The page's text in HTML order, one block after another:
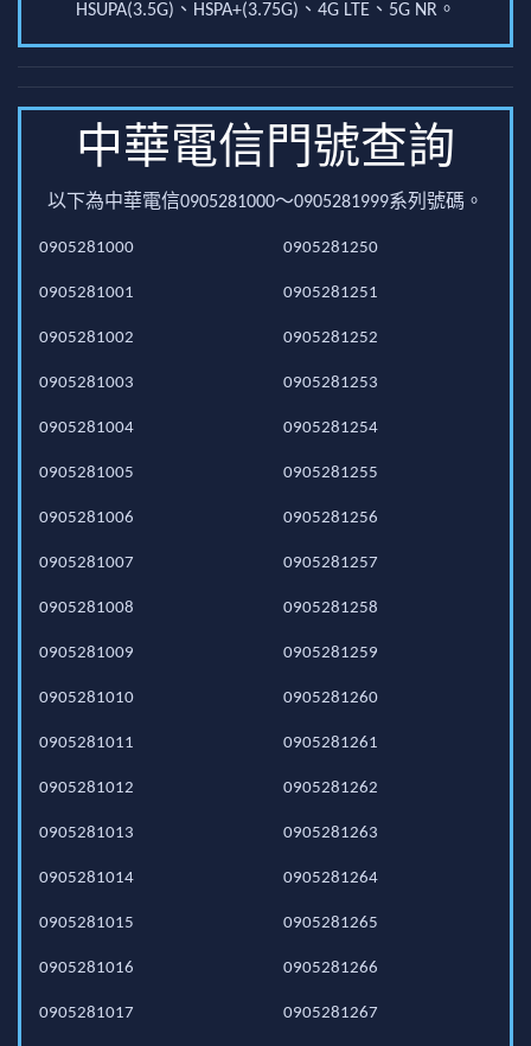
HSUPA(3.5G)、HSPA+(3.75G)、4G LTE、5G NR。
中華電信門號查詢
以下為中華電信0905281000～0905281999系列號碼。
0905281000
0905281001
0905281002
0905281003
0905281004
0905281005
0905281006
0905281007
0905281008
0905281009
0905281010
0905281011
0905281012
0905281013
0905281014
0905281015
0905281016
0905281017
0905281250
0905281251
0905281252
0905281253
0905281254
0905281255
0905281256
0905281257
0905281258
0905281259
0905281260
0905281261
0905281262
0905281263
0905281264
0905281265
0905281266
0905281267